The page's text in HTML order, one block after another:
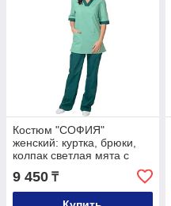
Костюм "СОФИЯ"
женский: куртка, брюки,
колпак светлая мята с
тёмно-зелёным
9 450 ₸